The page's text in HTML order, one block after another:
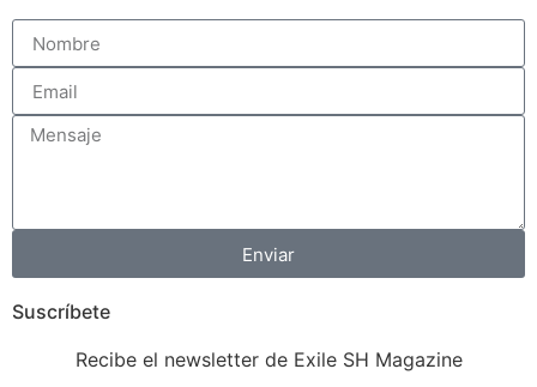
Enviar
Suscríbete
Recibe el newsletter de Exile SH Magazine